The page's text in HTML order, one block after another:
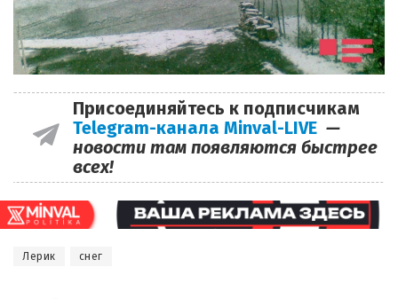
Присоединяйтесь к подписчикам
Telegram-канала Minval-LIVE —
новости там появляются быстрее
всех!
Лерик снег